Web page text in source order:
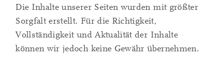
Die Inhalte unserer Seiten wurden mit größter
Sorgfalt erstellt. Für die Richtigkeit,
Vollständigkeit und Aktualität der Inhalte
können wir jedoch keine Gewähr übernehmen.